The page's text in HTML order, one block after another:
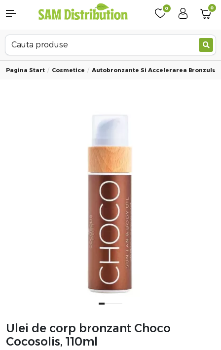
0 0
Pagina Start Cosmetice Autobronzante Si Accelerarea Bronzului
Ulei de corp bronzant Choco
Cocosolis, 110ml